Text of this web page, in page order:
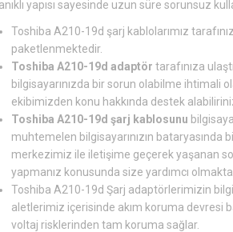
yapısı sayesinde uzun süre sorunsuz
Toshiba A210-19d şarj kablolarımız
paketlenmektedir.
Toshiba A210-19d adaptör tarafınıza
bilgisayarınızda bir sorun olabilme ihtimali
ekibimizden konu hakkında destek
Toshiba A210-19d şarj kablosunu
muhtemelen bilgisayarınızın bataryasında
merkezimiz ile iletişime geçerek yaşanan
yapmanız konusunda size yardımcı
Toshiba A210-19d Şarj adaptörlerimizin
aletlerimiz içerisinde akım koruma devresi
voltaj risklerinden tam koruma sağlar.